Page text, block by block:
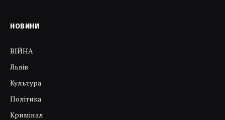
НОВИНИ
ВІЙНА
Львів
Культура
Політика
Кримінал